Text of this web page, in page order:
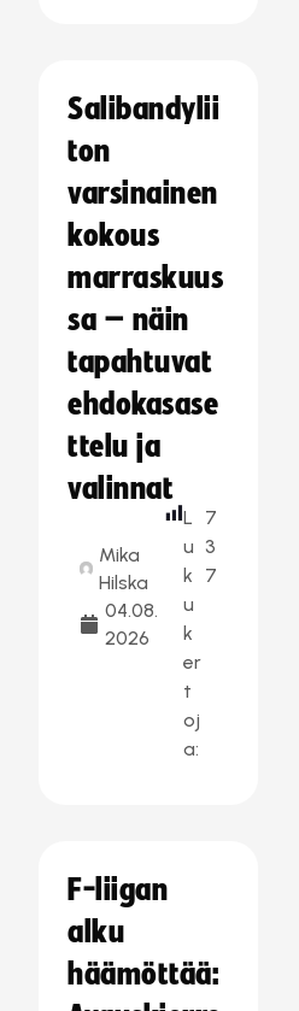
Salibandylii
ton
varsinainen
kokous
marraskuus
sa – näin
tapahtuvat
ehdokasase
ttelu ja
valinnat
Mika
Hilska
04.08.
2026
L
u
k
u
k
er
t
oj
a:
7
3
7
F-liigan
alku
häämöttää: